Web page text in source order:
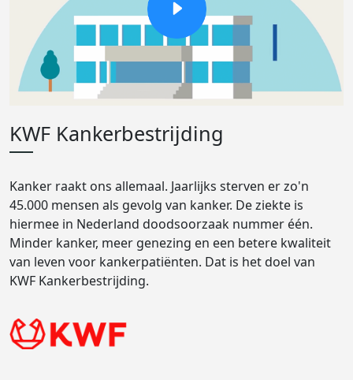
KWF Kankerbestrijding
Kanker raakt ons allemaal. Jaarlijks sterven er zo'n
45.000 mensen als gevolg van kanker. De ziekte is
hiermee in Nederland doodsoorzaak nummer één.
Minder kanker, meer genezing en een betere kwaliteit
van leven voor kankerpatiënten. Dat is het doel van
KWF Kankerbestrijding.